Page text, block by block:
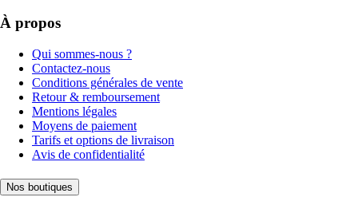
À propos
Qui sommes-nous ?
Contactez-nous
Conditions générales de vente
Retour & remboursement
Mentions légales
Moyens de paiement
Tarifs et options de livraison
Avis de confidentialité
Nos boutiques